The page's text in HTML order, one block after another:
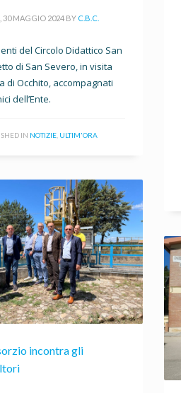
30 MAGGIO 2024 BY C.B.C.
del Circolo Didattico San
di San Severo, in visita
di Occhito, accompagnati
dell’Ente.
IN NOTIZIE ULTIM'ORA
incontra gli